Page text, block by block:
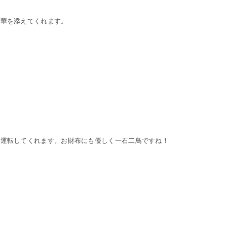
を添えてくれます。
転してくれます。お財布にも優しく一石二鳥ですね！